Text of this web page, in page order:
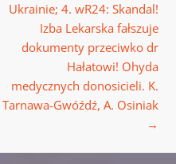
Ukrainie; 4. wR24: Skandal!
Izba Lekarska fałszuje
dokumenty przeciwko dr
Hałatowi! Ohyda
medycznych donosicieli. K.
Tarnawa-Gwóźdź, A. Osiniak
→